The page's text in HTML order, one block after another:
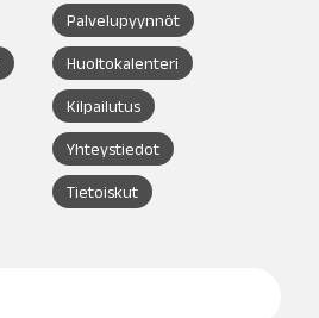
Palvelupyynnöt
Huoltokalenteri
Kilpailutus
Yhteystiedot
Tietoiskut